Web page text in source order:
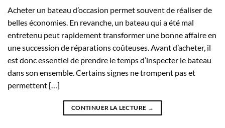
Acheter un bateau d’occasion permet souvent de réaliser de
belles économies. En revanche, un bateau qui a été mal
entretenu peut rapidement transformer une bonne affaire en
une succession de réparations coûteuses. Avant d’acheter, il
est donc essentiel de prendre le temps d’inspecter le bateau
dans son ensemble. Certains signes ne trompent pas et
permettent […]
CONTINUER LA LECTURE →